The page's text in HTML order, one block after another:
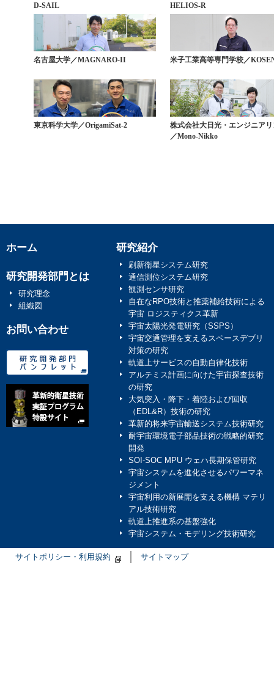
D-SAIL
HELIOS-R
名古屋大学／MAGNARO-II 米子工業高等専門学校／
東京科学大学／OrigamiSat-2
株式会社大日光・エンジニア
／Mono-Nikko
ホーム
研究開発部門とは
研究理念
組織図
お問い合わせ
研究紹介
刷新衛星システム研究
通信測位システム研究
観測センサ研究
自在なRPO技術と推薬補給技術による
宇宙 ロジスティクス革新
宇宙太陽光発電研究（SSPS）
宇宙交通管理を支えるスペースデブリ
対策の研究
軌道上サービスの自動自律化技術
アルテミス計画に向けた宇宙探査技術
の研究
大気突入・降下・着陸および回収
（EDL&R）技術の研究
革新的将来宇宙輸送システム技術研究
耐宇宙環境電子部品技術の戦略的研究
開発
SOI-SOC MPU ウェハ長期保管研究
宇宙システムを進化させるパワーマネ
ジメント
宇宙利用の新展開を支える機構 マテリ
アル技術研究
軌道上推進系の基盤強化
宇宙システム・モデリング技術研究
サイトポリシー・利用規約 サイトマップ